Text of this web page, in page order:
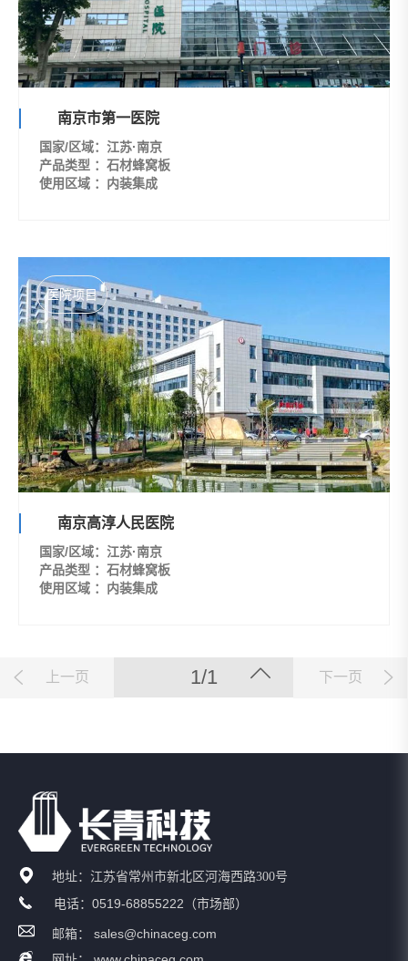
南京市第一医院
国家/区域：江苏·南京
产品类型 ：石材蜂窝板
使用区域 ：内装集成
医院项目
南京高淳人民医院
国家/区域：江苏·南京
产品类型 ：石材蜂窝板
使用区域 ：内装集成
上一页 1/1 下一页
地址：江苏省常州市新北区河海西路300号
电话： 0519-68855222 （市场部）
邮箱：sales@chinaceg.com